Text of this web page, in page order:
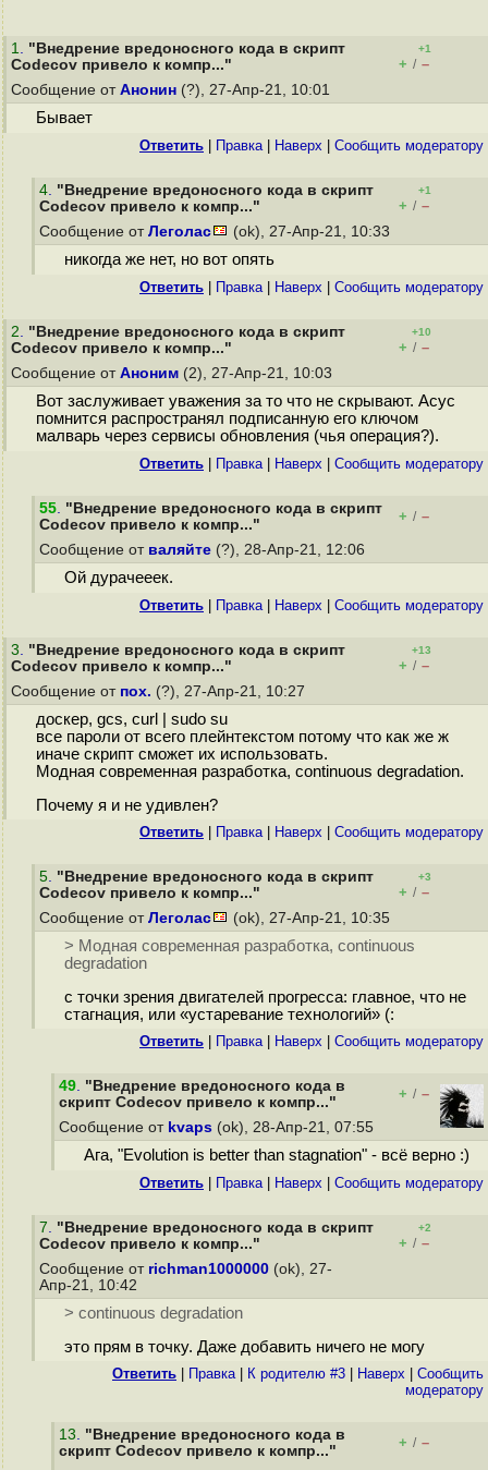
1. "Внедрение вредоносного кода в скрипт
Codecov привело к компр..."
+1
+ / –
Сообщение от Анонин (?), 27-Апр-21, 10:01
Бывает
Ответить Правка| Наверх Cообщить модератору
4. "Внедрение вредоносного кода в скрипт
Codecov привело к компр..."
+1
+ / –
Сообщение от Леголас (ok), 27-Апр-21, 10:33
никогда же нет, но вот опять
Ответить Правка| Наверх Cообщить модератору
2. "Внедрение вредоносного кода в скрипт
Codecov привело к компр..."
+10
+ / –
Сообщение от Аноним (2), 27-Апр-21, 10:03
Вот заслуживает уважения за то что не скрывают. Асус
помнится распространял подписанную его ключом
малварь через сервисы обновления (чья операция?).
Ответить Правка| Наверх Cообщить модератору
55. "Внедрение вредоносного кода в скрипт
Codecov привело к компр..."
+ / –
Сообщение от валяйте (?), 28-Апр-21, 12:06
Ой дурачееек.
Ответить Правка| Наверх Cообщить модератору
3. "Внедрение вредоносного кода в скрипт
Codecov привело к компр..."
+13
+ / –
Сообщение от пох. (?), 27-Апр-21, 10:27
доскер, gcs, curl | sudo su
все пароли от всего плейнтекстом потому что как же ж
иначе скрипт сможет их использовать.
Модная современная разработка, continuous degradation.
Почему я и не удивлен?
Ответить Правка| Наверх Cообщить модератору
5. "Внедрение вредоносного кода в скрипт
Codecov привело к компр..."
+3
+ / –
Сообщение от Леголас (ok), 27-Апр-21, 10:35
> Модная современная разработка, continuous
degradation
с точки зрения двигателей прогресса: главное, что не
стагнация, или «устаревание технологий» (:
Ответить Правка| Наверх Cообщить модератору
49. "Внедрение вредоносного кода в
скрипт Codecov привело к компр..."
+ / –
Сообщение от kvaps (ok), 28-Апр-21, 07:55
Ага, "Evolution is better than stagnation" - всё верно :)
Ответить Правка| Наверх Cообщить модератору
7. "Внедрение вредоносного кода в скрипт
Codecov привело к компр..."
+2
+ / –
Сообщение от richman1000000 (ok), 27-
Апр-21, 10:42
> continuous degradation
это прям в точку. Даже добавить ничего не могу
Ответить Правка| К родителю #3 Наверх
Cообщить
модератору
13. "Внедрение вредоносного кода в
скрипт Codecov привело к компр..."
+ / –